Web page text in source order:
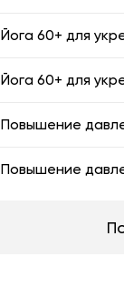
Йога 60+ для
Йога 60+ для
Повышение
Повышение